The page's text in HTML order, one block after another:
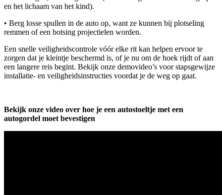
en het lichaam van het kind).
• Berg losse spullen in de auto op, want ze kunnen bij plotseling
remmen of een botsing projectielen worden.
Een snelle veiligheidscontrole vóór elke rit kan helpen ervoor te
zorgen dat je kleintje beschermd is, of je nu om de hoek rijdt of aan
een langere reis begint. Bekijk onze demovideo’s voor stapsgewijze
installatie- en veiligheidsinstructies voordat je de weg op gaat.
Bekijk onze video over hoe je een autostoeltje met een
autogordel moet bevestigen